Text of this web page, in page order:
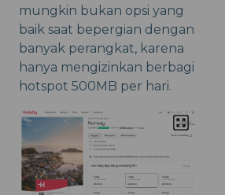
mungkin bukan opsi yang
baik saat bepergian dengan
banyak perangkat, karena
hanya mengizinkan berbagi
hotspot 500MB per hari.